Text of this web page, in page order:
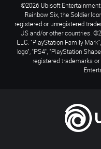
©2026 Ubisoft
Rainbow Six, the Soldier
registered or unregistered
US and/or other countries.
LLC. "PlayStation Family
logo", "PS4", "PlayStation
registered trademarks